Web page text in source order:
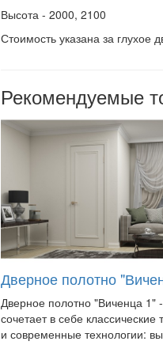
Высота - 2000, 2100
Стоимость указана за глухое
Рекомендуемые
Дверное полотно
Дверное полотно "Виченца 1" -
сочетает в себе классические
и современные технологии: